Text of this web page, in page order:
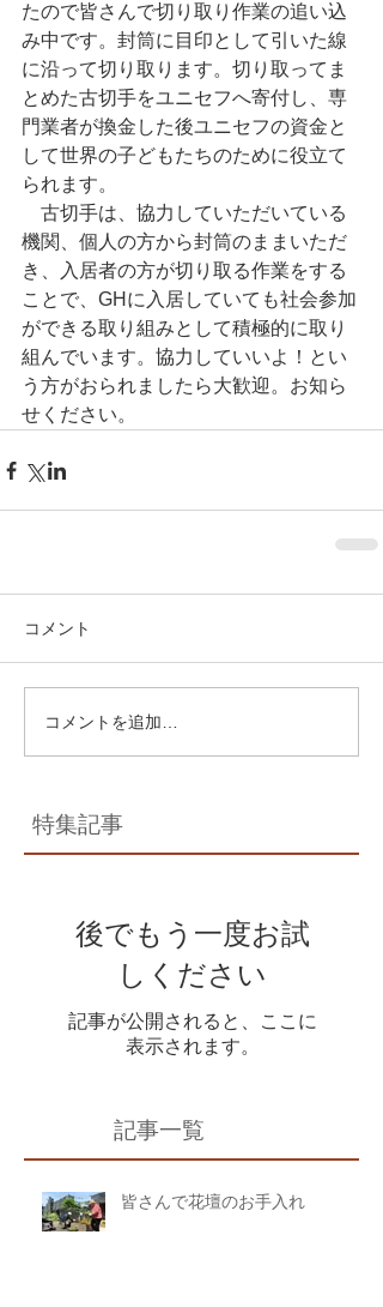
たので皆さんで切り取り作業の追い込
み中です。封筒に目印として引いた線
に沿って切り取ります。切り取ってま
とめた古切手をユニセフへ寄付し、専
門業者が換金した後ユニセフの資金と
して世界の子どもたちのために役立て
られます。
古切手は、協力していただいている
機関、個人の方から封筒のままいただ
き、入居者の方が切り取る作業をする
ことで、GHに入居していても社会参加
ができる取り組みとして積極的に取り
組んでいます。協力していいよ！とい
う方がおられましたら大歓迎。お知ら
せください。
コメント
コメントを追加…
特集記事
後でもう一度お試
しください
記事が公開されると、ここに
表示されます。
記事一覧
皆さんで花壇のお手入れ